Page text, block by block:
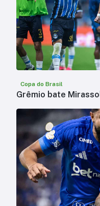
Copa do Brasil
Grêmio bate